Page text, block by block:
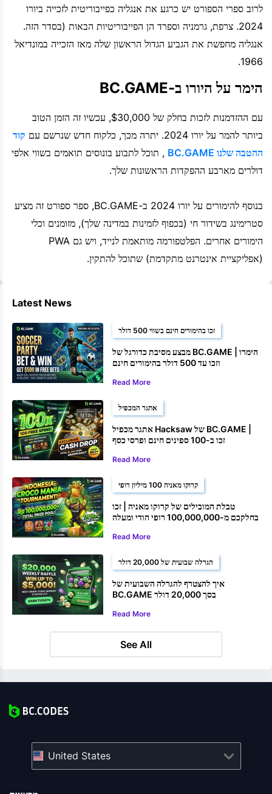
לרוב ספרי הספורט יש כרגע את אנגליה כפייבוריטית לזכייה ביורו
2024. צרפת, גרמניה וספרד הן הפייבוריטיות הבאות (בסדר הזה.
אנגליה מחפשת את הגביע הגדול הראשון שלה מאז הזכייה במונדיאל
1966.
הימר על היורו ב-BC.GAME
עם ההזדמנות לזכות בחלק של $30,000, עכשיו זה הזמן הטוב
ביותר להמר על יורו 2024. יתרה מכך, כלקוח חדש שנרשם עם
קוד
ההטבה שלנו BC.GAME
, תוכל לתבוע בונוסים תואמים בשווי אלפי
דולרים מארבע ההפקדות הראשונות שלך.
בנוסף להימורים על יורו 2024 ב-BC.GAME, ספר ספורט זה מציע
סטרימינג בשידור חי (בכפוף לזמינות במדינה שלך), מזומנים וכלי
הימורים אחרים. הפלטפורמה מותאמת לנייד, ויש גם PWA
(אפליקציית אינטרנט מתקדמת) שתוכל להתקין.
Latest News
זכו בהימורים חינם בשווי 500 דולר
מבצע מסיבת כדורגל של BC.GAME | הימרו
וזכו עד 500 דולר בהימורים חינם
Read More
אתגר המכפיל
אתגר מכפיל Hacksaw של BC.GAME |
זכו ב-100 ספינים חינם ופרסי כסף
Read More
קרוקו מאניה 100 מיליון רופי
טבלת המובילים של קרוקו מאניה | זכו
בחלקכם מ-100,000,000 רופי הודי ומעלה
Read More
הגרלה שבועית של 20,000 דולר
איך להצטרף להגרלה השבועית של
BC.GAME בסך 20,000 דולר
Read More
See All
United States